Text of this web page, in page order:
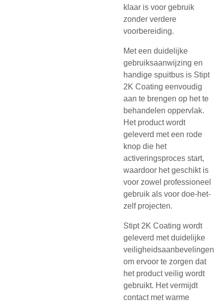
klaar is voor gebruik
zonder verdere
voorbereiding.
Met een duidelijke
gebruiksaanwijzing en
handige spuitbus is Stipt
2K Coating eenvoudig
aan te brengen op het te
behandelen oppervlak.
Het product wordt
geleverd met een rode
knop die het
activeringsproces start,
waardoor het geschikt is
voor zowel professioneel
gebruik als voor doe-het-
zelf projecten.
Stipt 2K Coating wordt
geleverd met duidelijke
veiligheidsaanbevelingen
om ervoor te zorgen dat
het product veilig wordt
gebruikt. Het vermijdt
contact met warme